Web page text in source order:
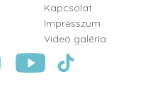
Kapcsolat
Impresszum
Videó galéria